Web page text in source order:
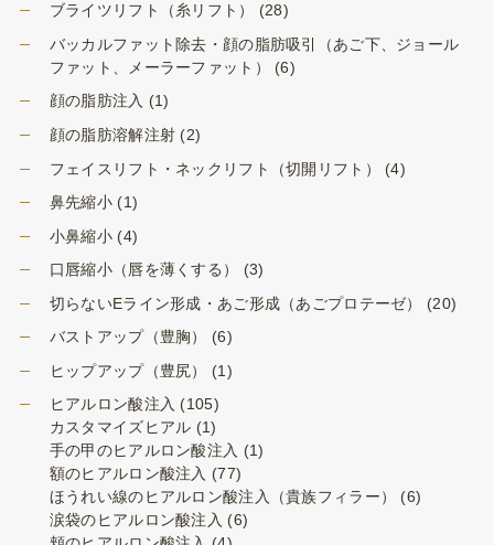
ブライツリフト（糸リフト）
(28)
バッカルファット除去・顔の脂肪吸引（あご下、ジョール
ファット、メーラーファット）
(6)
顔の脂肪注入 (1)
顔の脂肪溶解注射 (2)
フェイスリフト・ネックリフト（切開リフト）
(4)
鼻先縮小(1)
小鼻縮小(4)
口唇縮小（唇を薄くする）
(3)
切らないEライン形成・あご形成（あごプロテーゼ）
(20)
バストアップ（豊胸）
(6)
ヒップアップ（豊尻）
(1)
ヒアルロン酸注入 (105)
カスタマイズヒアル (1)
手の甲のヒアルロン酸注入 (1)
額のヒアルロン酸注入 (77)
ほうれい線のヒアルロン酸注入（貴族フィラー）
(6)
涙袋のヒアルロン酸注入 (6)